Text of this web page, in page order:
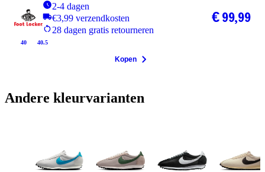
2-4 dagen
€3,99 verzendkosten
28 dagen gratis retourneren
40 40.5
€ 99,99
Kopen
Andere kleurvarianten